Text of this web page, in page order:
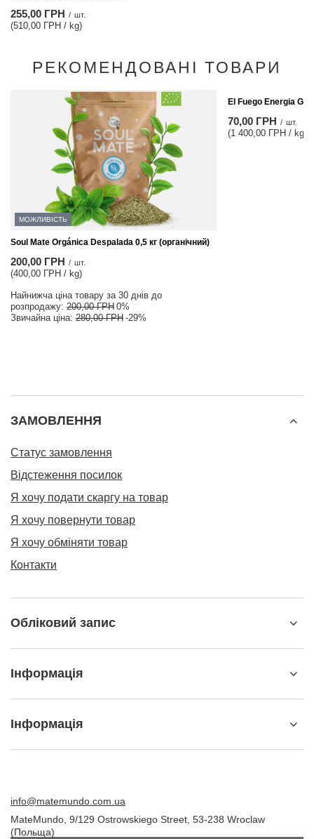
255,00 ГРН / шт.
(510,00 ГРН / kg)
РЕКОМЕНДОВАНІ ТОВАРИ
МОЖЛИВІСТЬ
Soul Mate Orgánica Despalada 0,5 кг (органічний)
200,00 ГРН / шт.
(400,00 ГРН / kg)
Найнижча ціна товару за 30 днів до
розпродажу: 200,00 ГРН 0%
Звичайна ціна: 280,00 ГРН -29%
El Fuego Energia
70,00 ГРН / шт.
(1 400,00 ГРН / kg)
ЗАМОВЛЕННЯ
Статус замовлення
Відстеження посилок
Я хочу подати скаргу на товар
Я хочу повернути товар
Я хочу обміняти товар
Контакти
Обліковий запис
Інформація
Інформація
info@matemundo.com.ua
MateMundo 9/129 Ostrowskiego Street 53-238 Wroclaw
(Польща)